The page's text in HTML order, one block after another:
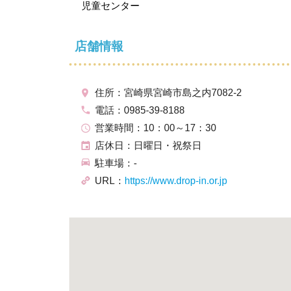
児童センター
店舗情報
住所：宮崎県宮崎市島之内7082-2
電話：0985-39-8188
営業時間：10：00～17：30
店休日：日曜日・祝祭日
駐車場：-
URL： https://www.drop-in.or.jp